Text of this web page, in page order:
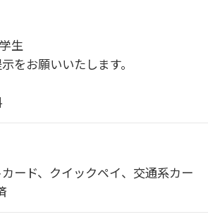
生
をお願いいたします。
ード、クイックペイ、交通系カー